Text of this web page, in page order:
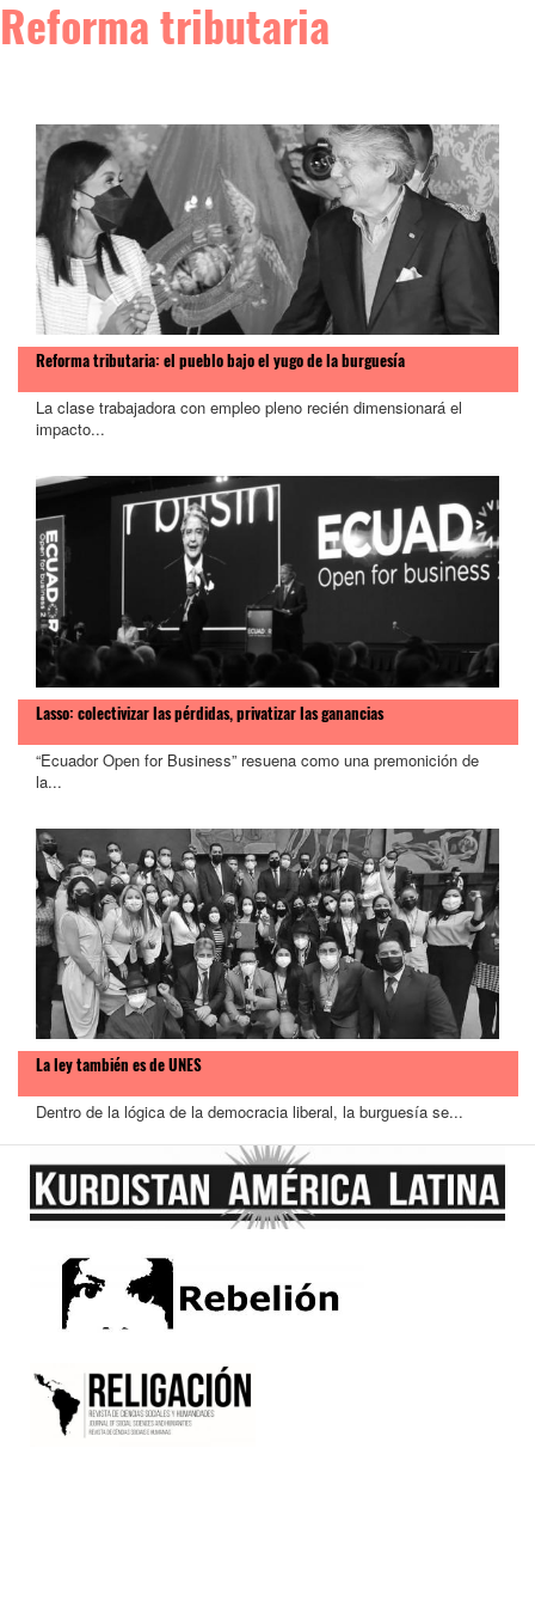
Reforma tributaria
Reforma tributaria: el pueblo bajo el yugo de la burguesía
La clase trabajadora con empleo pleno recién dimensionará el
impacto...
Lasso: colectivizar las pérdidas, privatizar las ganancias
“Ecuador Open for Business” resuena como una premonición de
la...
La ley también es de UNES
Dentro de la lógica de la democracia liberal, la burguesía se...